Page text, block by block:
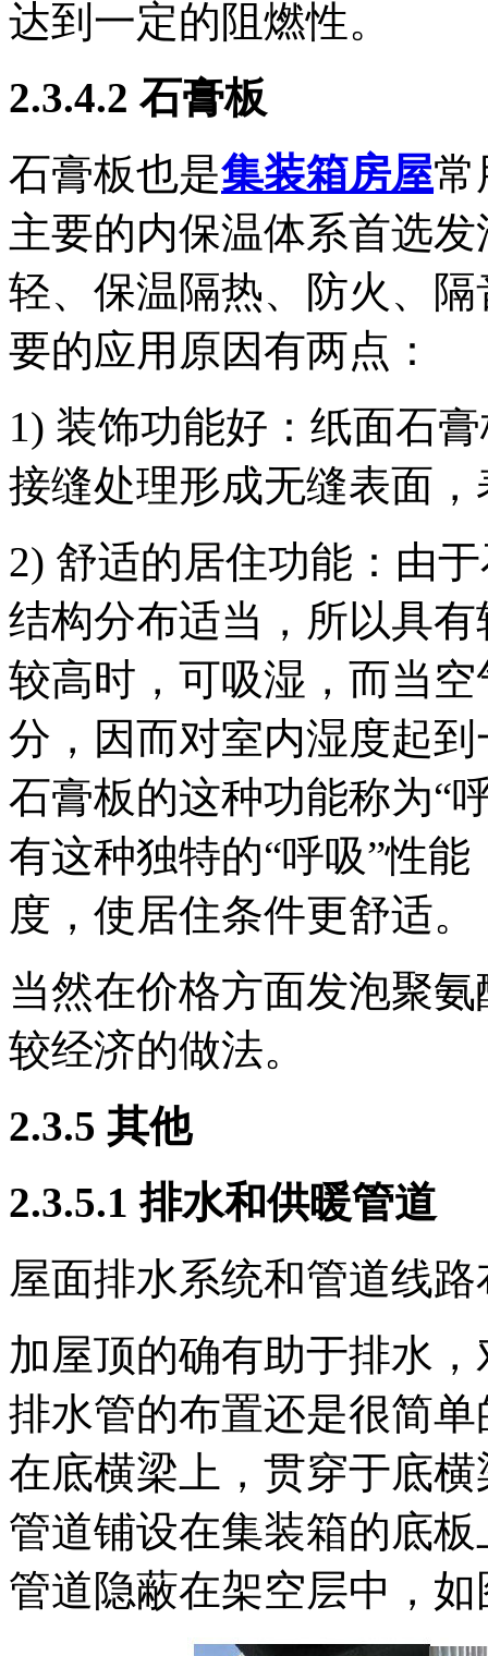
达到一定的阻燃性。
2.3.4.2 石膏板
石膏板也是集装箱房屋常
主要的内保温体系首选
轻、保温隔热、防火、
要的应用原因有两点：
1) 装饰功能好：纸面石
接缝处理形成无缝表面
2) 舒适的居住功能：由
结构分布适当，所以具
较高时，可吸湿，而当
分，因而对室内湿度起
石膏板的这种功能称为“
有这种独特的“呼吸”性
度，使居住条件更舒适。
当然在价格方面发泡聚
较经济的做法。
2.3.5 其他
2.3.5.1 排水和供暖管道
屋面排水系统和管道线路
加屋顶的确有助于排水
排水管的布置还是很简
在底横梁上，贯穿于底
管道铺设在集装箱的底
管道隐蔽在架空层中，如